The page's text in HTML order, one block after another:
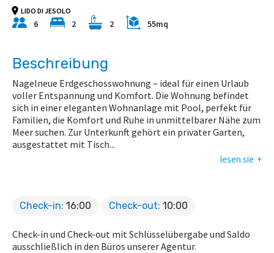
LIDO DI JESOLO
6 2 2 55mq
Beschreibung
Nagelneue Erdgeschosswohnung – ideal für einen Urlaub
voller Entspannung und Komfort. Die Wohnung befindet
sich in einer eleganten Wohnanlage mit Pool, perfekt für
Familien, die Komfort und Ruhe in unmittelbarer Nähe zum
Meer suchen. Zur Unterkunft gehört ein privater Garten,
ausgestattet mit Tisch...
lesen sie
Check-in: 16:00 Check-out: 10:00
Check-in und Check-out mit Schlüsselübergabe und Saldo
ausschließlich in den Büros unserer Agentur.